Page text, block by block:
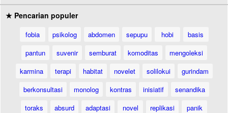
★ Pencarian populer
fobia psikolog abdomen sepupu hobi
basis
pantun
suvenir semburat komoditas
mengoleksi
karmina
terapi habitat novelet solilokui
gurindam
berkonsultasi
monolog kontras inisiatif
senandika
toraks
absurd adaptasi novel replikasi
panik